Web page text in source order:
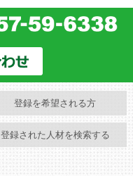
登録を希望される方
登録された人材を検索する